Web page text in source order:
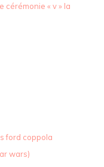
cérémonie « v » la
ford coppola
wars)